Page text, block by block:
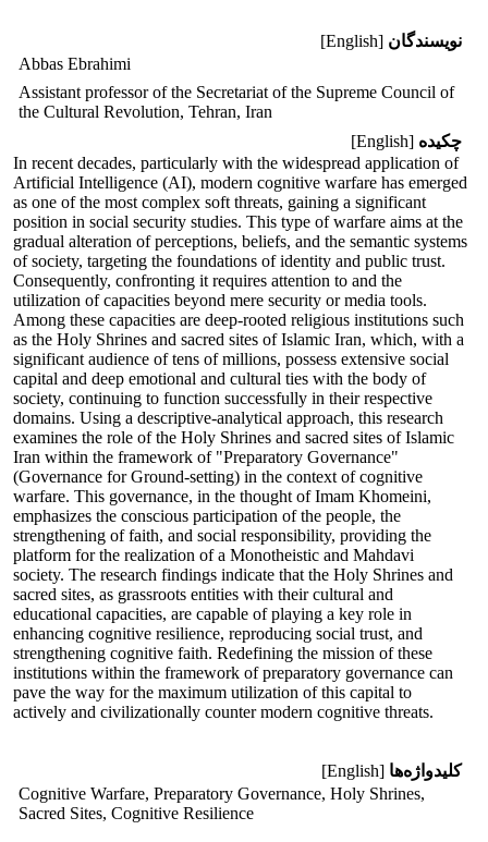
نویسندگان [English]
Abbas Ebrahimi
Assistant professor of the Secretariat of the Supreme Council of
the Cultural Revolution, Tehran, Iran
چکیده [English]
In recent decades, particularly with the widespread application of
Artificial Intelligence (AI), modern cognitive warfare has emerged
as one of the most complex soft threats, gaining a significant
position in social security studies. This type of warfare aims at the
gradual alteration of perceptions, beliefs, and the semantic systems
of society, targeting the foundations of identity and public trust.
Consequently, confronting it requires attention to and the
utilization of capacities beyond mere security or media tools.
Among these capacities are deep-rooted religious institutions such
as the Holy Shrines and sacred sites of Islamic Iran, which, with a
significant audience of tens of millions, possess extensive social
capital and deep emotional and cultural ties with the body of
society, continuing to function successfully in their respective
domains. Using a descriptive-analytical approach, this research
examines the role of the Holy Shrines and sacred sites of Islamic
Iran within the framework of "Preparatory Governance"
(Governance for Ground-setting) in the context of cognitive
warfare. This governance, in the thought of Imam Khomeini,
emphasizes the conscious participation of the people, the
strengthening of faith, and social responsibility, providing the
platform for the realization of a Monotheistic and Mahdavi
society. The research findings indicate that the Holy Shrines and
sacred sites, as grassroots entities with their cultural and
educational capacities, are capable of playing a key role in
enhancing cognitive resilience, reproducing social trust, and
strengthening cognitive faith. Redefining the mission of these
institutions within the framework of preparatory governance can
pave the way for the maximum utilization of this capital to
actively and civilizationally counter modern cognitive threats.
کلیدواژه‌ها [English]
Cognitive Warfare, Preparatory Governance, Holy Shrines,
Sacred Sites, Cognitive Resilience